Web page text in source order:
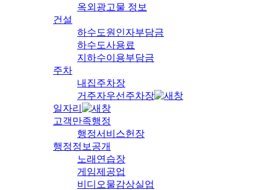
옥외광고물 정보
건설
하수도원인자부담금
하수도사용료
지하수이용부담금
주차
내집주차장
거주자우선주차장
일자리
고객만족행정
행정서비스헌장
행정정보공개
노래연습장
게임제공업
비디오물감상실업